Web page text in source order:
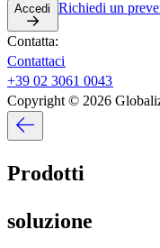
Accedi​​ Richiedi un
Contatta:​​
Contattaci​​
+39 02 3061 0043​​
Copyright © 2026
Prodotti​​
soluzione​​